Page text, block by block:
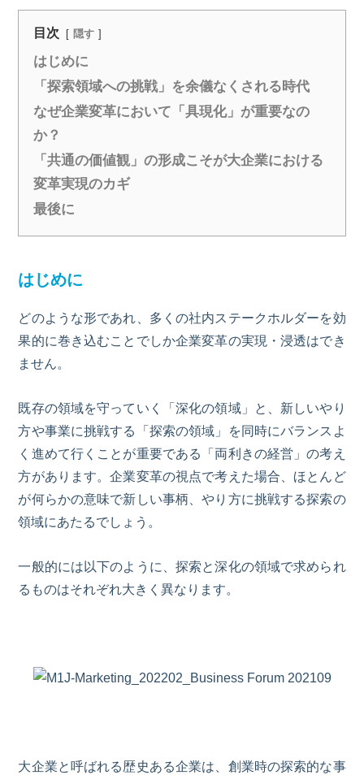
目次 隠す
はじめに
「探索領域への挑戦」を余儀なくされる時代
なぜ企業変革において「具現化」が重要なの
か？
「共通の価値観」の形成こそが大企業における
変革実現のカギ
最後に
はじめに
どのような形であれ、多くの社内ステークホルダーを効
果的に巻き込むことでしか企業変革の実現・浸透はでき
ません。
既存の領域を守っていく「深化の領域」と、新しいやり
方や事業に挑戦する「探索の領域」を同時にバランスよ
く進めて行くことが重要である「両利きの経営」の考え
方があります。企業変革の視点で考えた場合、ほとんど
が何らかの意味で新しい事柄、やり方に挑戦する探索の
領域にあたるでしょう。
一般的には以下のように、探索と深化の領域で求められ
るものはそれぞれ大きく異なります。
大企業と呼ばれる歴史ある企業は、創業時の探索的な事